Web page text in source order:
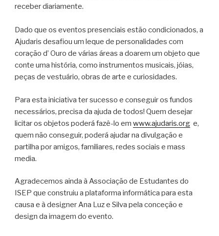
receber diariamente.
Dado que os eventos presenciais estão condicionados, a
Ajudaris desafiou um leque de personalidades com
coração d’ Ouro de várias áreas a doarem um objeto que
conte uma história, como instrumentos musicais, jóias,
peças de vestuário, obras de arte e curiosidades.
Para esta iniciativa ter sucesso e conseguir os fundos
necessários, precisa da ajuda de todos! Quem desejar
licitar os objetos poderá fazê-lo em www.ajudaris.org e,
quem não conseguir, poderá ajudar na divulgação e
partilha por amigos, familiares, redes sociais e mass
media.
Agradecemos ainda à Associação de Estudantes do
ISEP que construiu a plataforma informática para esta
causa e à designer Ana Luz e Silva pela conceção e
design da imagem do evento.